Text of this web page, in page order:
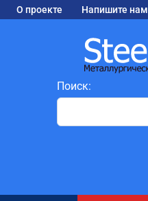
О проекте Напишите нам
Поиск: